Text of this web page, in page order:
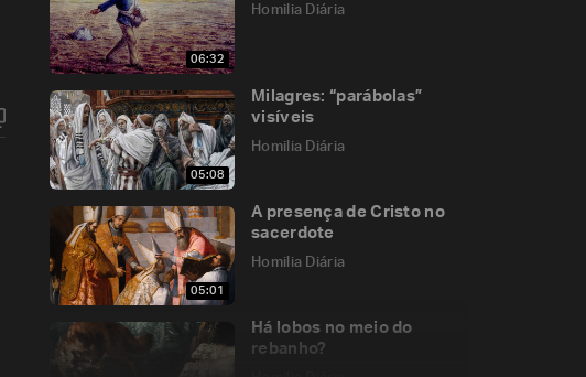
06:32
Homilia Diária
05:08
Milagres: “parábolas”
visíveis
Homilia Diária
05:01
A presença de Cristo no
sacerdote
Homilia Diária
Há lobos no meio do
rebanho?